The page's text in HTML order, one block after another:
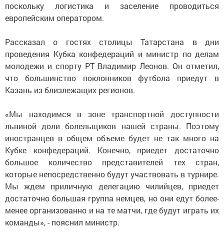
поскольку логистика и заселение проводиться
европейским оператором.
Рассказал о гостях столицы Татарстана в дни
проведения Кубка конфедераций и министр по делам
молодежи и спорту РТ Владимир Леонов. Он отметил,
что большинство поклонников футбола приедут в
Казань из близлежащих регионов.
«Мы находимся в зоне транспортной доступности
львиной доли болельщиков нашей страны. Поэтому
иностранцев в общем объеме будет не так много на
Кубке конфедераций. Конечно, приедет достаточно
большое количество представителей тех стран,
которые непосредственно будут участвовать в турнире.
Мы ждем приличную делегацию чилийцев, приедет
достаточно большая группа немцев, но они едут более-
менее организованно и на те матчи, где будут играть их
команды», - пояснил министр.